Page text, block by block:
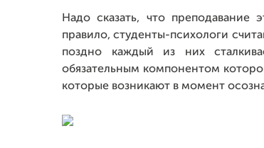
Надо сказать, что
правило, студенты-психологи
поздно каждый из них
обязательным компонентом
которые возникают в момент